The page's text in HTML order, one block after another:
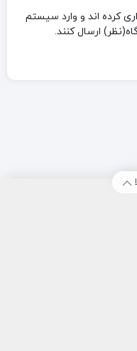
کرده اند و وارد سیستم
ارسال کنند.